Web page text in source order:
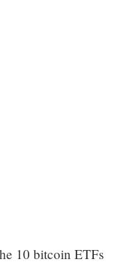
10 bitcoin ETFs